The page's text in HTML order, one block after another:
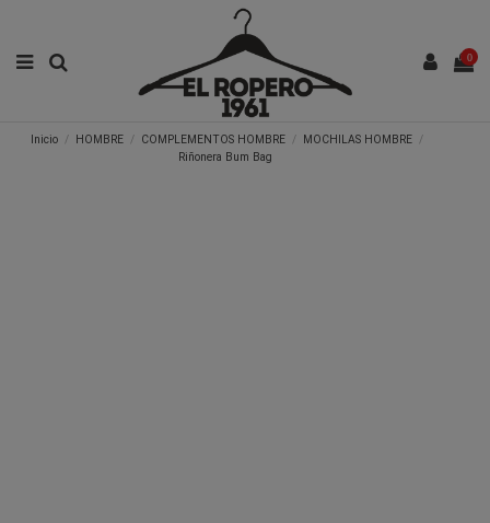
0
Inicio HOMBRE COMPLEMENTOS HOMBRE
MOCHILAS HOMBRE
Riñonera Bum Bag